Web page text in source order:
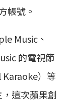
帳號。
Music、
的電視節
）等
這次蘋果創